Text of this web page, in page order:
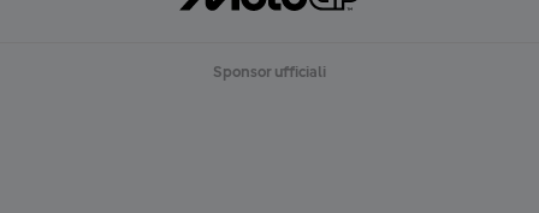
Sponsor ufficiali